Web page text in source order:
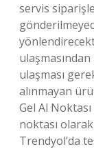
servis
ulaşması
alınmayan
Gel Al
noktası
Trendyol’da